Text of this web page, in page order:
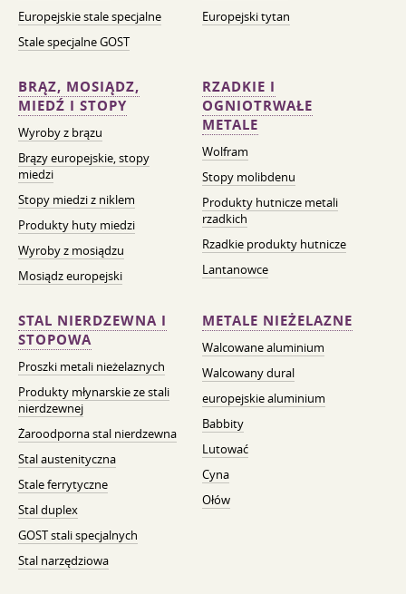
Europejskie stale specjalne
Stale specjalne GOST
Europejski tytan
BRĄZ, MOSIĄDZ,
MIEDŹ I STOPY
Wyroby z brązu
Brązy europejskie, stopy
miedzi
Stopy miedzi z niklem
Produkty huty miedzi
Wyroby z mosiądzu
Mosiądz europejski
RZADKIE I
OGNIOTRWAŁE
METALE
Wolfram
Stopy molibdenu
Produkty hutnicze metali
rzadkich
Rzadkie produkty hutnicze
Lantanowce
STAL NIERDZEWNA I
STOPOWA
Proszki metali nieżelaznych
Produkty młynarskie ze stali
nierdzewnej
Żaroodporna stal nierdzewna
Stal austenityczna
Stale ferrytyczne
Stal duplex
GOST stali specjalnych
Stal narzędziowa
METALE NIEŻELAZNE
Walcowane aluminium
Walcowany dural
europejskie aluminium
Babbity
Lutować
Cyna
Ołów